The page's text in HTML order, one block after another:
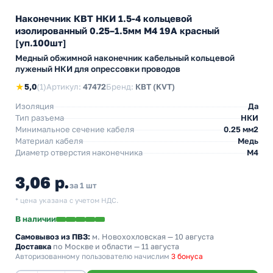
Наконечник КВТ НКИ 1.5-4 кольцевой
изолированный 0.25–1.5мм М4 19А красный
[уп.100шт]
Медный обжимной наконечник кабельный кольцевой
луженый НКИ для опрессовки проводов
★5,0(1)Артикул: 47472Бренд: КВТ (KVT)
Изоляция
Да
Тип разъема
НКИ
Минимальное сечение кабеля
0.25 мм2
Материал кабеля
Медь
Диаметр отверстия наконечника
М4
3,06 р.за 1 шт
* цена указана с учетом НДС.
В наличии
Самовывоз из ПВЗ: м. Новохохловская — 10 августа
Доставка по Москве и области — 11 августа
Авторизованному пользователю начислим 3 бонуса